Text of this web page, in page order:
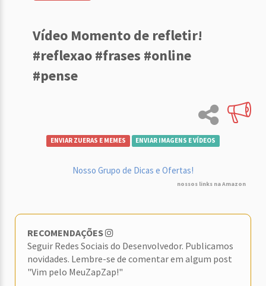
Vídeo Momento de refletir!
#reflexao #frases #online
#pense
ENVIAR ZUERAS E MEMES ENVIAR IMAGENS E VÍDEOS
Nosso Grupo de Dicas e Ofertas!
nossos links na Amazon
RECOMENDAÇÕES
Seguir Redes Sociais do Desenvolvedor. Publicamos
novidades. Lembre-se de comentar em algum post
"Vim pelo MeuZapZap!"